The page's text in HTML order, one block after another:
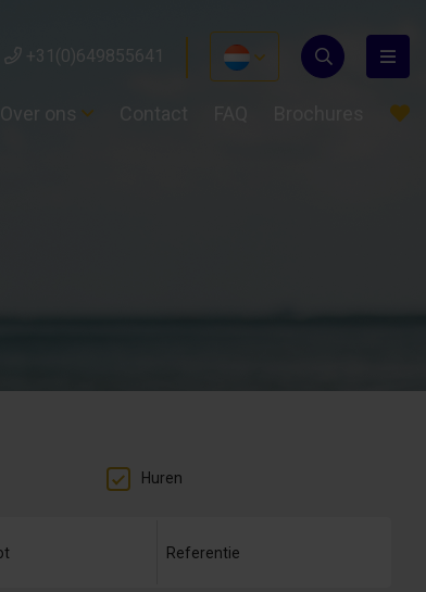
+31(0)649855641
Over ons Contact
Huren